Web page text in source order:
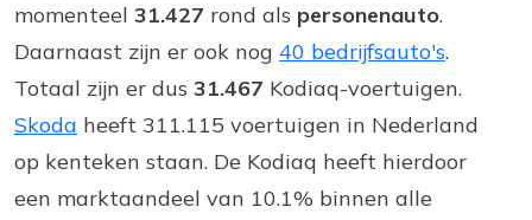
momenteel 31.427 rond als personenauto.
Daarnaast zijn er ook nog 40 bedrijfsauto's.
Totaal zijn er dus 31.467 Kodiaq-voertuigen.
Skoda heeft 311.115 voertuigen in Nederland
op kenteken staan. De Kodiaq heeft hierdoor
een marktaandeel van 10.1% binnen alle